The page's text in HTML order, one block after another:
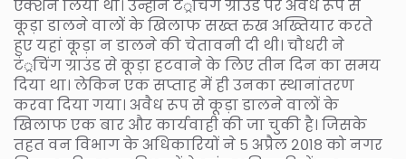
एक्शन लिया था। उन्होंने टं्रचिंग ग्राउंड पर अवैध रूप से
कूड़ा डालने वालों के खिलाफ सख्त रुख अख्तियार करते
हुए यहां कूड़ा न डालने की चेतावनी दी थी। चौधरी ने
टं्रचिंग ग्राउंड से कूड़ा हटवाने के लिए तीन दिन का समय
दिया था। लेकिन एक सप्ताह में ही उनका स्थानांतरण
करवा दिया गया। अवैध रूप से कूड़ा डालने वालों के
खिलाफ एक बार और कार्यवाही की जा चुकी है। जिसके
तहत वन विभाग के अधिकारियों ने ५ अप्रैल २०१८ को नगर